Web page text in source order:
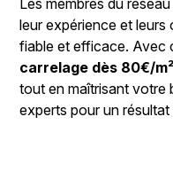
leur expérience et
fiable et efficace. Avec
carrelage dès 80€/
tout en maîtrisant votre
experts pour un